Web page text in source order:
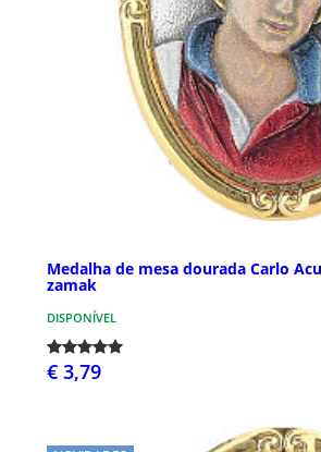
Medalha de mesa dourada Carlo
zamak
DISPONÍVEL
€ 3,79